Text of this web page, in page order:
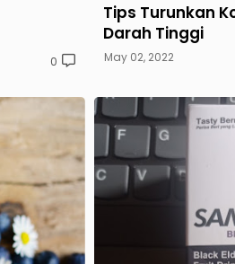
0
Tips Turunkan
Darah Tinggi
May 02, 2022